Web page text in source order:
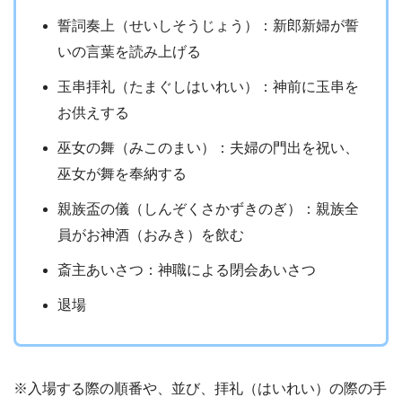
誓詞奏上（せいしそうじょう）：新郎新婦が誓
いの言葉を読み上げる
玉串拝礼（たまぐしはいれい）：神前に玉串を
お供えする
巫女の舞（みこのまい）：夫婦の門出を祝い、
巫女が舞を奉納する
親族盃の儀（しんぞくさかずきのぎ）：親族全
員がお神酒（おみき）を飲む
斎主あいさつ：神職による閉会あいさつ
退場
※入場する際の順番や、並び、拝礼（はいれい）の際の手